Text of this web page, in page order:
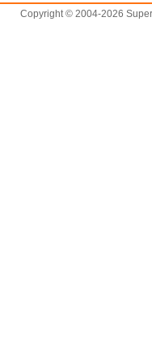
Copyright © 2004-2026